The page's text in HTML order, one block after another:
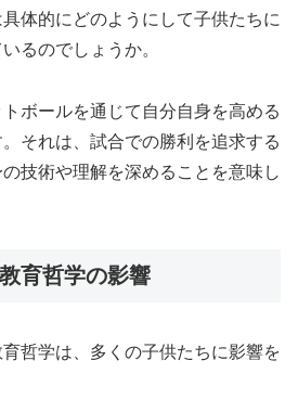
体的にどのようにして子供たちに
るのでしょうか。
ボールを通じて自分自身を高める
それは、試合での勝利を追求する
技術や理解を深めることを意味し
育哲学の影響
哲学は、多くの子供たちに影響を